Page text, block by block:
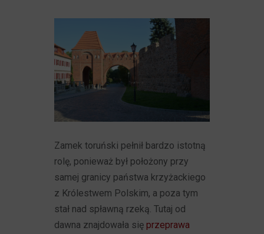
Zamek toruński pełnił bardzo istotną
rolę, ponieważ był położony przy
samej granicy państwa krzyżackiego
z Królestwem Polskim, a poza tym
stał nad spławną rzeką. Tutaj od
dawna znajdowała się przeprawa